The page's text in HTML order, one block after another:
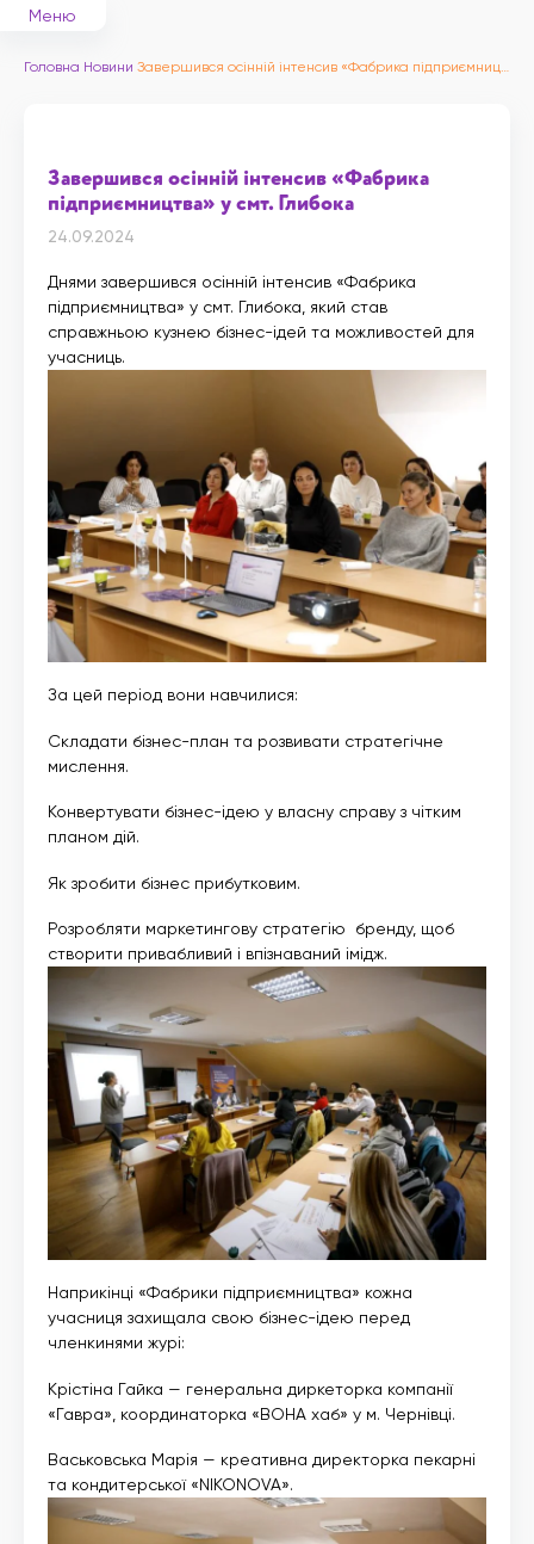
Меню
Головна Новини Завершився осінній інтенсив «Фабрика підприємництва» у смт. Глибока
Завершився осінній інтенсив «Фабрика
підприємництва» у смт. Глибока
24.09.2024
Днями завершився осінній інтенсив «Фабрика
підприємництва» у смт. Глибока, який став
справжньою кузнею бізнес-ідей та можливостей для
учасниць.
За цей період вони навчилися:
Складати бізнес-план та розвивати стратегічне
мислення.
Конвертувати бізнес-ідею у власну справу з чітким
планом дій.
Як зробити бізнес прибутковим.
Розробляти маркетингову стратегію бренду, щоб
створити привабливий і впізнаваний імідж.
Наприкінці «Фабрики підприємництва» кожна
учасниця захищала свою бізнес-ідею перед
членкинями журі:
Крістіна Гайка — генеральна диркеторка компанії
«Гавра», координаторка «ВОНА хаб» у м. Чернівці.
Васьковська Марія — креативна директорка пекарні
та кондитерської «NIKONOVA».